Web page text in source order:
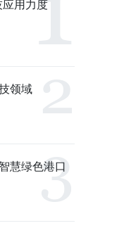
用力度
领域
慧绿色港口